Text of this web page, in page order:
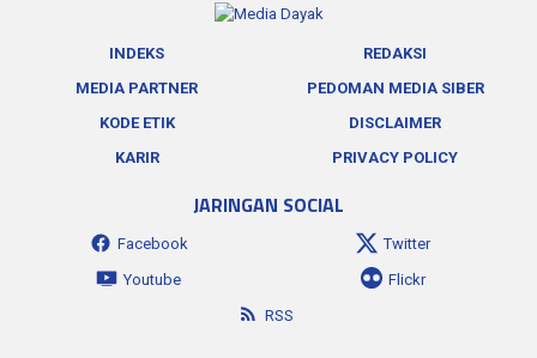
INDEKS
REDAKSI
MEDIA PARTNER
PEDOMAN MEDIA SIBER
KODE ETIK
DISCLAIMER
KARIR
PRIVACY POLICY
JARINGAN SOCIAL
Facebook
Twitter
Youtube
Flickr
RSS